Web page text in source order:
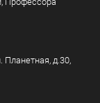
Планетная, д.30,